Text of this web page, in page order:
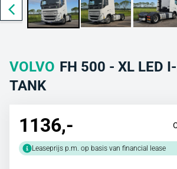
VOLVO FH 500 - XL LED
TANK
1136,-
Leaseprijs p.m. op basis van financial lease